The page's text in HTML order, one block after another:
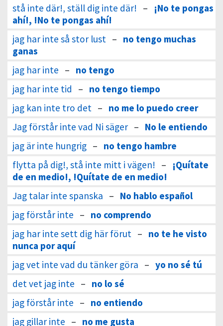
stå inte där!, ställ dig inte där! –
¡No te pongas
ahí!, !No te pongas ahí!
jag har inte så stor lust – no tengo muchas
ganas
jag har inte – no tengo
jag har inte tid
– no tengo tiempo
jag kan inte tro det – no me lo puedo creer
Jag förstår inte vad Ni säger – No le entiendo
jag är inte hungrig – no tengo hambre
flytta på dig!, stå inte mitt i vägen! –
¡Quítate
de en medio!, !Quítate de en medio!
Jag talar inte spanska – No hablo español
jag förstår inte – no comprendo
jag har inte sett dig här förut – no te he visto
nunca por aquí
jag vet inte vad du tänker göra – yo no sé tú
det vet jag inte – no lo sé
jag förstår inte – no entiendo
jag gillar inte – no me gusta